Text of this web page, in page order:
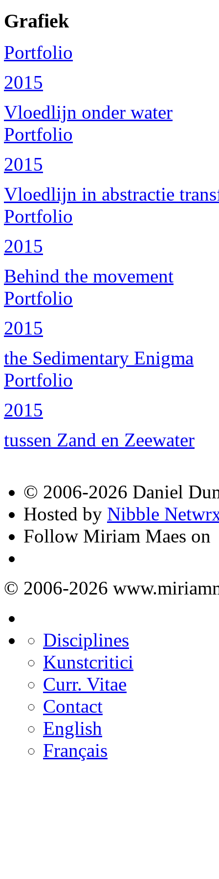
Grafiek
Portfolio
2015
Vloedlijn onder water
Portfolio
2015
Vloedlijn in abstractie
Portfolio
2015
Behind the movement
Portfolio
2015
the Sedimentary Enigma
Portfolio
2015
tussen Zand en Zeewater
© 2006-2026 Daniel
Hosted by Nibble
Follow Miriam Maes on
© 2006-2026
Disciplines
Kunstcritici
Curr. Vitae
Contact
English
Français